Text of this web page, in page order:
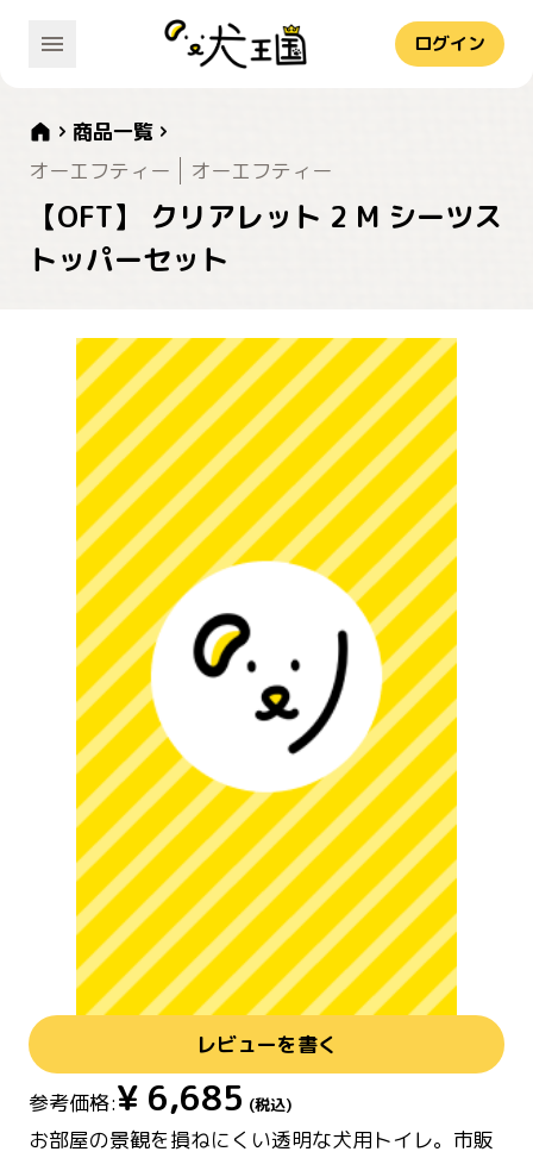
ログイン
商品一覧
オーエフティー
オーエフティー
【OFT】 クリアレット 2 M シーツス
トッパーセット
レビューを書く
参考価格:¥ 6,685 (税込)
お部屋の景観を損ねにくい透明な犬用トイレ。市販